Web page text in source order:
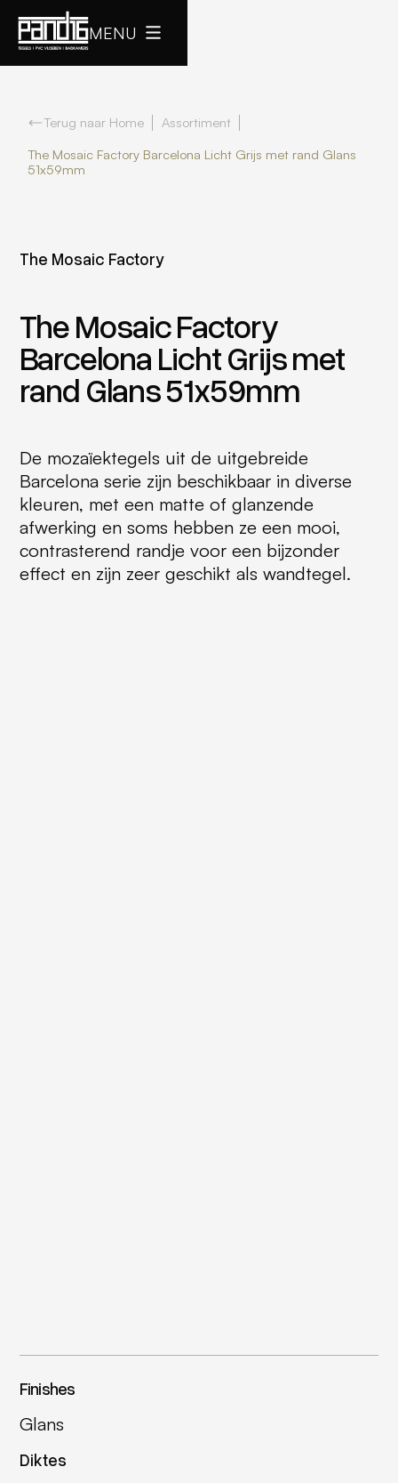
MENU
Terug naar Home
Assortiment
The Mosaic Factory Barcelona Licht Grijs met rand Glans
51x59mm
The Mosaic Factory
The Mosaic Factory
Barcelona Licht Grijs met
rand Glans 51x59mm
De mozaïektegels uit de uitgebreide
Barcelona serie zijn beschikbaar in diverse
kleuren, met een matte of glanzende
afwerking en soms hebben ze een mooi,
contrasterend randje voor een bijzonder
effect en zijn zeer geschikt als wandtegel.
Finishes
Glans
Diktes